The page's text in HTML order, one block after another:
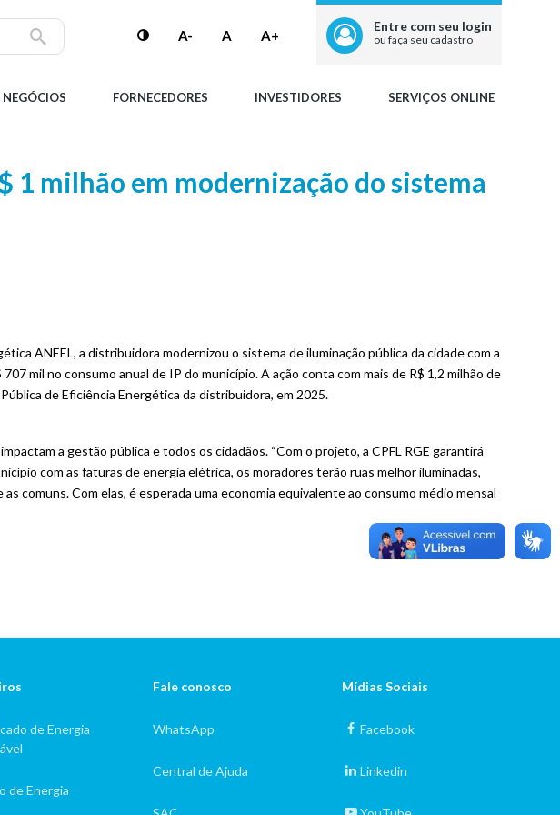
A- A A+
Entre com seu login
ou faça seu cadastro
FORNECEDORES INVESTIDORES SERVIÇOS ONLINE
1 milhão em modernização do sistema
ANEEL, a distribuidora modernizou o sistema de iluminação pública da cidade com a
mil no consumo anual de IP do município. A ação conta com mais de R$ 1,2 milhão de
de Eficiência Energética da distribuidora, em 2025.
a gestão pública e todos os cidadãos. “Com o projeto, a CPFL RGE garantirá
com as faturas de energia elétrica, os moradores terão ruas melhor iluminadas,
comuns. Com elas, é esperada uma economia equivalente ao consumo médio mensal
de Energia
de Energia
Fale conosco
WhatsApp
Central de Ajuda
Mídias Sociais
Facebook
Linkedin